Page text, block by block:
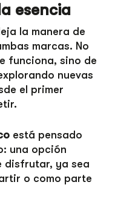
esencia
la manera de
marcas. No
funciona, sino de
nuevas
el primer
está pensado
una opción
disfrutar, ya sea
o como parte